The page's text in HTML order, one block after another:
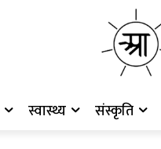
स्वास्थ्य संस्कृति